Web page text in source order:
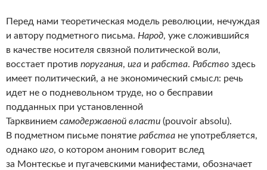
Перед нами теоретическая модель революции, нечуждая
и автору подметного письма. Народ, уже сложившийся
в качестве носителя связной политической воли,
восстает против поругания, ига и рабства. Рабство здесь
имеет политический, а не экономический смысл: речь
идет не о подневольном труде, но о бесправии
подданных при установленной
Тарквинием самодержавной власти (pouvoir absolu).
В подметном письме понятие рабства не употребляется,
однако иго, о котором аноним говорит вслед
за Монтескье и пугачевскими манифестами, обозначает